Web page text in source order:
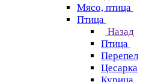
Мясо, птица
Птица
Назад
Птица
Перепел
Цесарка